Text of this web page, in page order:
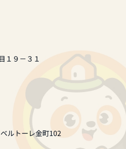
１９－３１
ルトーレ金町102